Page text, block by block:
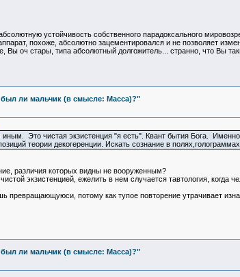
устойчивость собственного парадоксального
похоже, абсолютно зацементировался и не позволяет
Вы оч стары, типа абсолютный долгожитель... странно, что Вы
ли мальчик (в смысле: Масса)?"
Это чистая экзистенция "я есть". Квант бытия Бога.
теории декогеренции. Искать сознание в
различия которых видны не вооруженным?
экзистенцией, ежелить в нем случается тавтология, когда
превращающуюси, потому как тупое повторение утрачивает
ли мальчик (в смысле: Масса)?"